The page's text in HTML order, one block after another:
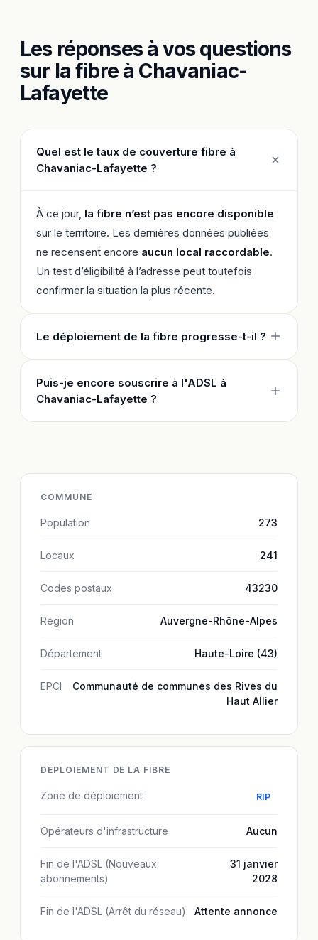
Les réponses à vos questions
sur la fibre à Chavaniac-
Lafayette
Quel est le taux de couverture fibre à
Chavaniac-Lafayette ?
À ce jour, la fibre n’est pas encore disponible
sur le territoire. Les dernières données publiées
ne recensent encore aucun local raccordable.
Un test d’éligibilité à l’adresse peut toutefois
confirmer la situation la plus récente.
Le déploiement de la fibre progresse-t-il ?
Puis-je encore souscrire à l'ADSL à
Chavaniac-Lafayette ?
COMMUNE
Population 273
Locaux 241
Codes postaux 43230
Région Auvergne-Rhône-Alpes
Département Haute-Loire (43)
EPCI
Communauté de communes des Rives du
Haut Allier
DÉPLOIEMENT DE LA FIBRE
Zone de déploiement RIP
Opérateurs d'infrastructure Aucun
Fin de l'ADSL (Nouveaux
abonnements)
31 janvier
2028
Fin de l'ADSL (Arrêt du réseau) Attente annonce